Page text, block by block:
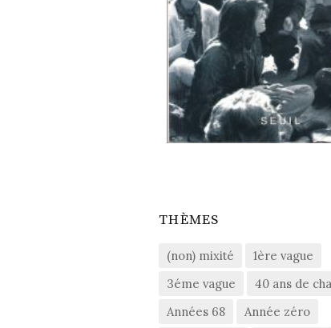
THÈMES
(non) mixité
1ère vague
3éme vague
40 ans de
Années 68
Année zéro